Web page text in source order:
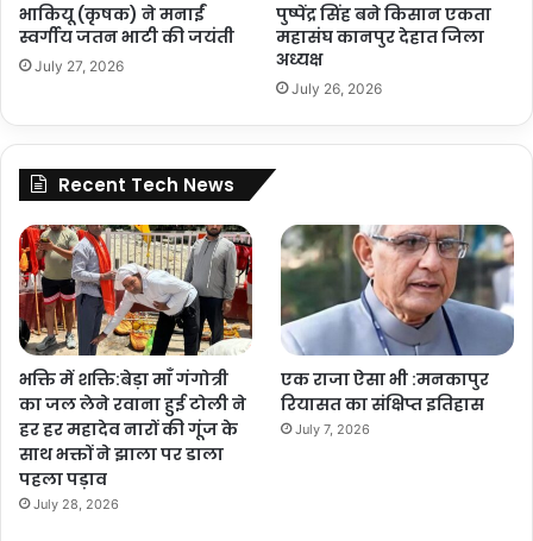
भाकियू (कृषक) ने मनाईं
स्वर्गीय जतन भाटी की जयंती
July 27, 2026
पुष्पेंद्र सिंह बने किसान एकता
महासंघ कानपुर देहात जिला
अध्यक्ष
July 26, 2026
Recent Tech News
भक्ति में शक्ति:बेड़ा माँ गंगोत्री
का जल लेने रवाना हुई टोली ने
हर हर महादेव नारों की गूंज के
साथ भक्तों ने झाला पर डाला
पहला पड़ाव
July 28, 2026
एक राजा ऐसा भी :मनकापुर
रियासत का संक्षिप्त इतिहास
July 7, 2026